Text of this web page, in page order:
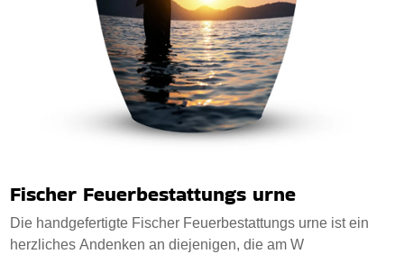
Fischer Feuerbestattungs urne
Die handgefertigte Fischer Feuerbestattungs urne ist ein
herzliches Andenken an diejenigen, die am W